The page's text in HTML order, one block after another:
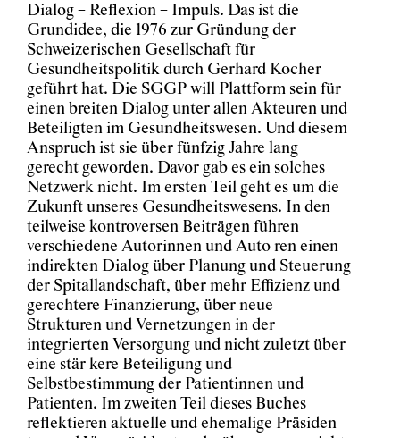
Dialog – Reflexion – Impuls. Das ist die
Grundidee, die 1976 zur Gründung der
Schweizerischen Gesellschaft für
Gesundheitspolitik durch Gerhard Kocher
geführt hat. Die SGGP will Plattform sein für
einen breiten Dialog unter allen Akteuren und
Beteiligten im Gesundheitswesen. Und diesem
Anspruch ist sie über fünfzig Jahre lang
gerecht geworden. Davor gab es ein solches
Netzwerk nicht. Im ersten Teil geht es um die
Zukunft unseres Gesundheitswesens. In den
teilweise kontroversen Beiträgen führen
verschiedene Autorinnen und Auto ren einen
indirekten Dialog über Planung und Steuerung
der Spitallandschaft, über mehr Effizienz und
gerechtere Finanzierung, über neue
Strukturen und Vernetzungen in der
integrierten Versorgung und nicht zuletzt über
eine stär kere Beteiligung und
Selbstbestimmung der Patientinnen und
Patienten. Im zweiten Teil dieses Buches
reflektieren aktuelle und ehemalige Präsiden